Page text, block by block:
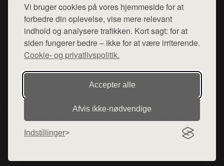
Vi bruger cookies på vores hjemmeside for at
forbedre din oplevelse, vise mere relevant
indhold og analysere trafikken. Kort sagt: for at
siden fungerer bedre – ikke for at være irriterende.
Cookie- og privatlivspolitik.
Accepter alle
Afvis ikke‑nødvendige
Indstillinger
Top Rabatter
Blog
Kontakt
Mail: hej@want.dk
Cookie- og privatlivspolitik
Denne side er en del af want.dk, der udgiver en række
hjemmesider med præsentation af forskellige produkter fra
diverse webshops. Der sælges ikke varer fra denne side - vi
henviser til de shops, som sælger varen. Vi har heller ikke
varerne på lager.